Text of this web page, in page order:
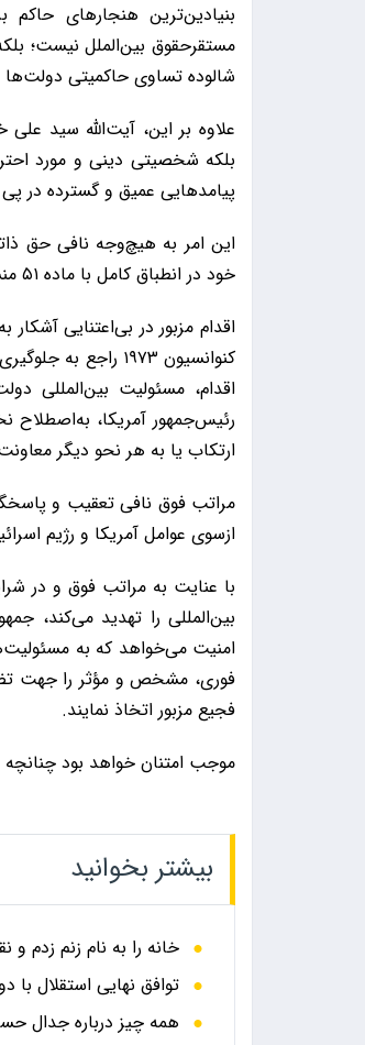
بنیادین‌ترین هنجارهای
مستقرحقوق بین‌الملل نیست؛
شالوده تساوی حاکمیتی دولت‌ها
علاوه بر این، آیت‌الله سید
بلکه شخصیتی دینی و مورد
پیامدهایی عمیق و گسترده در
این امر به هیچ‌وجه نافی حق
خود در انطباق کامل با ماده ۵۱ منشور ملل متحد نخواهد بود.
اقدام مزبور در بی‌اعتنایی
کنوانسیون ۱۹۷۳
اقدام، مسئولیت
رئیس‌جمهور آمریکا، به‌اصطلاح
ارتکاب یا به هر نحو دیگر
مراتب فوق نافی تعقیب و
ازسوی عوامل آمریکا و رژیم
با عنایت به مراتب فوق و در
بین‌المللی را تهدید می‌کند،
امنیت می‌خواهد که به
فوری، مشخص و مؤثر را جهت
فجیع مزبور اتخاذ نمایند.
موجب امتنان خواهد بود چنانچه
بیشتر بخوانید
خانه را به نام زنم زدم
توافق نهایی استقلال با
همه چیز درباره جدال